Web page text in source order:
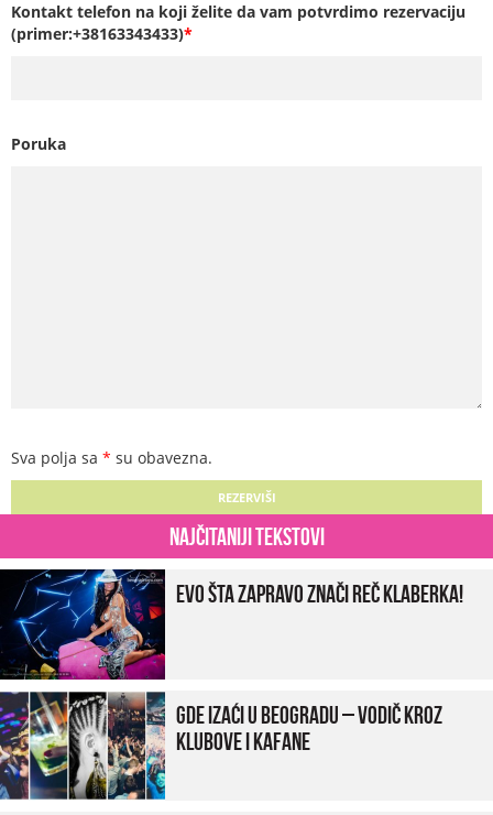
Kontakt telefon na koji želite da vam potvrdimo rezervaciju
(primer:+38163343433)*
Poruka
Sva polja sa * su obavezna.
Najčitaniji tekstovi
Evo šta zapravo znači reč klaberka!
Gde izaći u Beogradu – vodič kroz
klubove i kafane